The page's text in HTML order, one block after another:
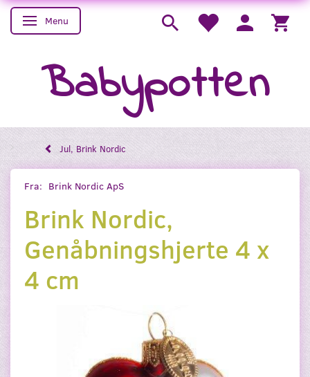
Skifte navigation
Menu
Babypotten
Jul, Brink Nordic
Fra: Brink Nordic ApS
Brink Nordic,
Genåbningshjerte 4 x
4 cm